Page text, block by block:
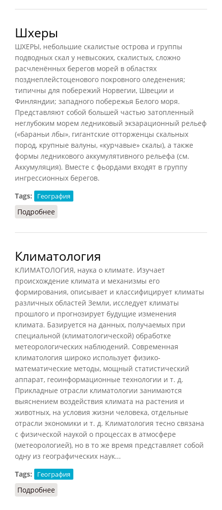
Шхеры
ШХЕРЫ, небольшие скалистые острова и группы
подводных скал у невысоких, скалистых, сложно
расчленённых берегов морей в областях
позднеплейстоценового покровного оледенения;
типичны для побережий Норвегии, Швеции и
Финляндии; западного побережья Белого моря.
Представляют собой большей частью затопленный
неглубоким морем ледниковый экзарационный рельеф
(«бараньи лбы», гигантские отторженцы скальных
пород, крупные валуны, «курчавые» скалы), а также
формы ледникового аккумулятивного рельефа (см.
Аккумуляция). Вместе с фьордами входят в группу
ингрессионных берегов.
Tags:
География
Подробнее
Климатология
КЛИМАТОЛОГИЯ, наука о климате. Изучает
происхождение климата и механизмы его
формирования, описывает и классифицирует климаты
различных областей Земли, исследует климаты
прошлого и прогнозирует будущие изменения
климата. Базируется на данных, получаемых при
специальной (климатологической) обработке
метеорологических наблюдений. Современная
климатология широко использует физико-
математические методы, мощный статистический
аппарат, геоинформационные технологии и т. д.
Прикладные отрасли климатологии занимаются
выяснением воздействия климата на растения и
животных, на условия жизни человека, отдельные
отрасли экономики и т. д. Климатология тесно связана
с физической наукой о процессах в атмосфере
(метеорологией), но в то же время представляет собой
одну из географических наук...
Tags:
География
Подробнее